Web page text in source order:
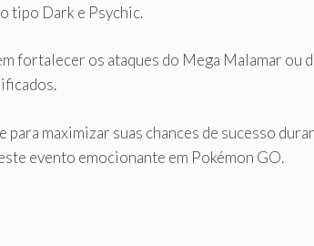
tipo Dark e Psychic.
fortalecer os ataques do Mega Malamar ou
maximizar suas chances de sucesso
evento emocionante em Pokémon GO.